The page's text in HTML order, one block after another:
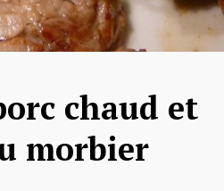
chaud et
morbier